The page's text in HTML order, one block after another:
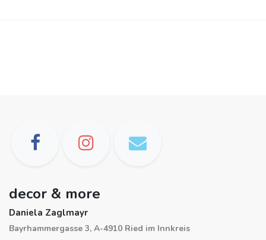
decor & more
Daniela Zaglmayr
Bayrhammergasse 3, A-4910 Ried im Innkreis